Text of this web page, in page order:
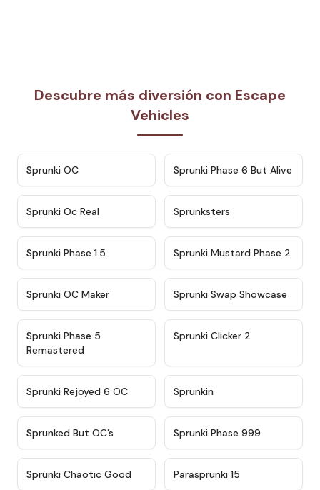
Descubre más diversión con Escape
Vehicles
Sprunki OC ★ 4.9
Sprunki Phase 6 But Alive
Sprunki Oc Real Sprunksters
Sprunki Phase 1.5 ★ 4.4
Sprunki Mustard Phase 2
Sprunki OC Maker ★ 4.6
Sprunki Swap Showcase
Sprunki Phase 5
Remastered
Sprunki Clicker 2
★ 4.4
Sprunki Rejoyed 6 OC Sprunkin
Sprunked But OC’s Sprunki Phase 999
★ 4.7
Sprunki Chaotic Good Parasprunki 15